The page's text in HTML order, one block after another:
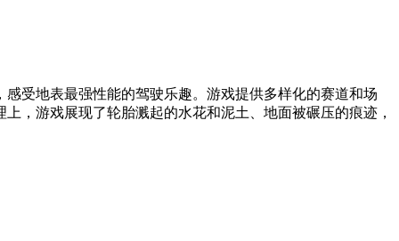
受地表最强性能的驾驶乐趣。游戏提供多样化的赛道和场
，游戏展现了轮胎溅起的水花和泥土、地面被碾压的痕迹，